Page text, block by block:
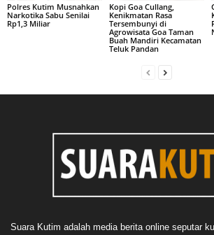
Polres Kutim Musnahkan
Narkotika Sabu Senilai
Rp1,3 Miliar
Kopi Goa Cullang,
Kenikmatan Rasa
Tersembunyi di
Agrowisata Goa Taman
Buah Mandiri Kecamatan
Teluk Pandan
Suara Kutim adalah media berita online seputar